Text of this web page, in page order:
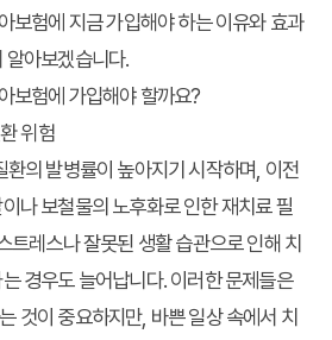
보험에 지금 가입해야 하는 이유와 효과
알아보겠습니다.
보험에 가입해야 할까요?
위험
의 발병률이 높아지기 시작하며, 이전
나 보철물의 노후화로 인한 재치료 필
트레스나 잘못된 생활 습관으로 인해 치
경우도 늘어납니다. 이러한 문제들은
것이 중요하지만, 바쁜 일상 속에서 치